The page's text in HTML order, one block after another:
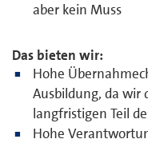
aber kein Muss
Das bieten wir:
Hohe
Ausbildung, da wir
langfristigen Teil
Hohe